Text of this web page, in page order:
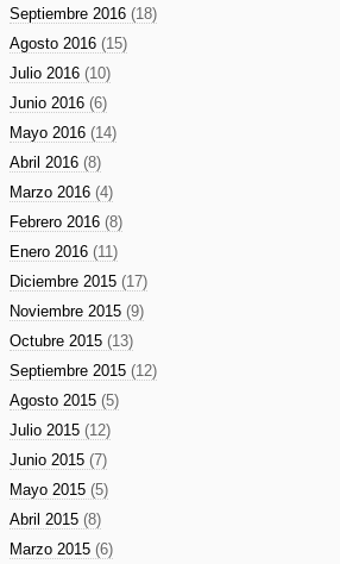
Septiembre 2016 (18)
Agosto 2016 (15)
Julio 2016 (10)
Junio 2016 (6)
Mayo 2016 (14)
Abril 2016 (8)
Marzo 2016 (4)
Febrero 2016 (8)
Enero 2016 (11)
Diciembre 2015 (17)
Noviembre 2015 (9)
Octubre 2015 (13)
Septiembre 2015 (12)
Agosto 2015 (5)
Julio 2015 (12)
Junio 2015 (7)
Mayo 2015 (5)
Abril 2015 (8)
Marzo 2015 (6)